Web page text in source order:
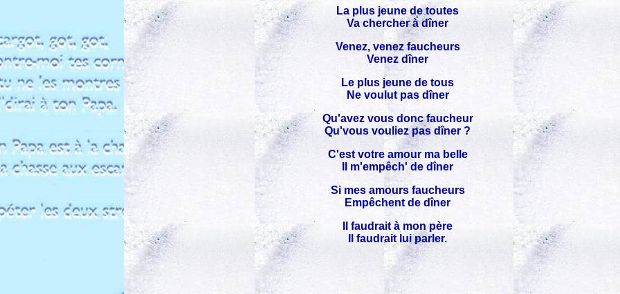
La plus jeune de toutes
Va chercher à dîner
Venez, venez faucheurs
Venez dîner
Le plus jeune de tous
Ne voulut pas dîner
Qu'avez vous donc faucheur
Qu'vous vouliez pas dîner ?
C'est votre amour ma belle
Il m'empêch' de dîner
Si mes amours faucheurs
Empêchent de dîner
Il faudrait à mon père
Il faudrait lui parler.